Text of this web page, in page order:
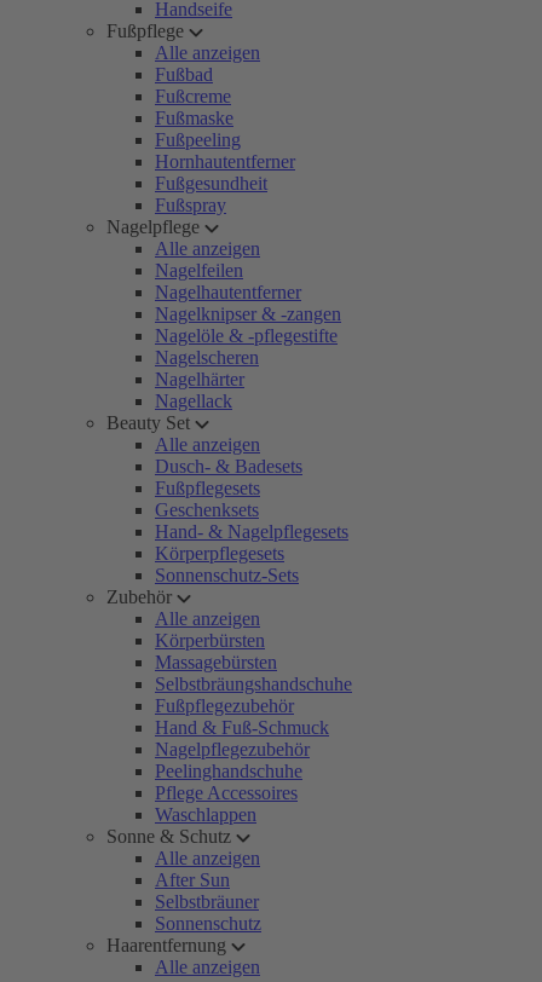
Handseife
Fußpflege
Alle anzeigen
Fußbad
Fußcreme
Fußmaske
Fußpeeling
Hornhautentferner
Fußgesundheit
Fußspray
Nagelpflege
Alle anzeigen
Nagelfeilen
Nagelhautentferner
Nagelknipser & -zangen
Nagelöle & -pflegestifte
Nagelscheren
Nagelhärter
Nagellack
Beauty Set
Alle anzeigen
Dusch- & Badesets
Fußpflegesets
Geschenksets
Hand- & Nagelpflegesets
Körperpflegesets
Sonnenschutz-Sets
Zubehör
Alle anzeigen
Körperbürsten
Massagebürsten
Selbstbräungshandschuhe
Fußpflegezubehör
Hand & Fuß-Schmuck
Nagelpflegezubehör
Peelinghandschuhe
Pflege Accessoires
Waschlappen
Sonne & Schutz
Alle anzeigen
After Sun
Selbstbräuner
Sonnenschutz
Haarentfernung
Alle anzeigen